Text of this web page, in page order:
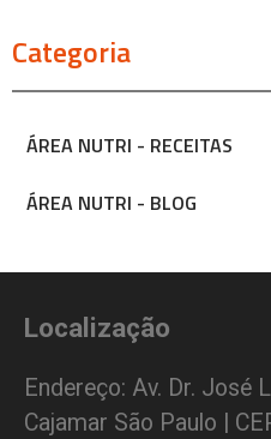
Categoria
ÁREA NUTRI - RECEITAS
ÁREA NUTRI - BLOG
Localização
Endereço: Av. Dr. José
Cajamar São Paulo |